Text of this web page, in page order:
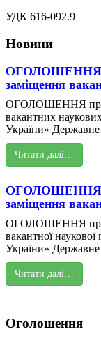
УДК 616-092.9
Новини
ОГОЛОШЕННЯ
заміщення
ОГОЛОШЕННЯ про
вакантних
України» Державне
Читати далі…
ОГОЛОШЕННЯ
заміщення
ОГОЛОШЕННЯ про
вакантної
України» Державне
Читати далі…
Оголошення